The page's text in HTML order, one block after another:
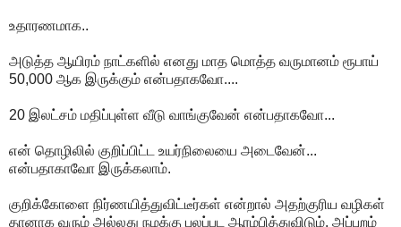
உதாரணமாக..
அடுத்த ஆயிரம் நாட்களில் எனது மாத மொத்த வருமானம் ரூபாய்
50,000 ஆக இருக்கும் என்பதாகவோ....
20 இலட்சம் மதிப்புள்ள வீடு வாங்குவேன் என்பதாகவோ...
என் தொழிலில் குறிப்பிட்ட உயர்நிலையை அடைவேன்...
என்பதாகாவோ இருக்கலாம்.
குறிக்கோளை நிர்ணயித்துவிட்டீர்கள் என்றால் அதற்குரிய வழிகள்
தானாக வரும் அல்லது நமக்கு புலப்பட ஆரம்பித்துவிடும். அப்புறம்